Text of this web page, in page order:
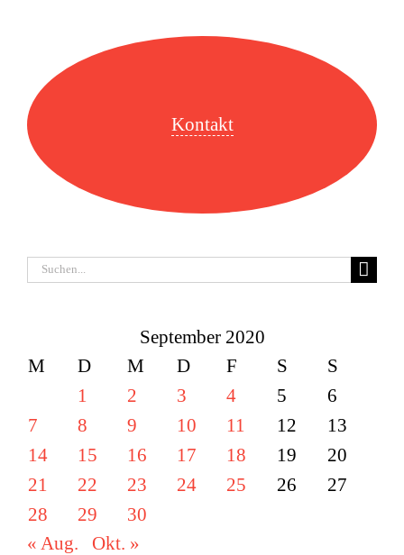
Kontakt
Suche
September 2020
M
D M D F S
S
1
2 3 4 5
6
7
8 9 10 11 12
13
14
15 16 17 18 19
20
21
22 23 24 25 26
27
28
29
30
« Aug.
Okt. »